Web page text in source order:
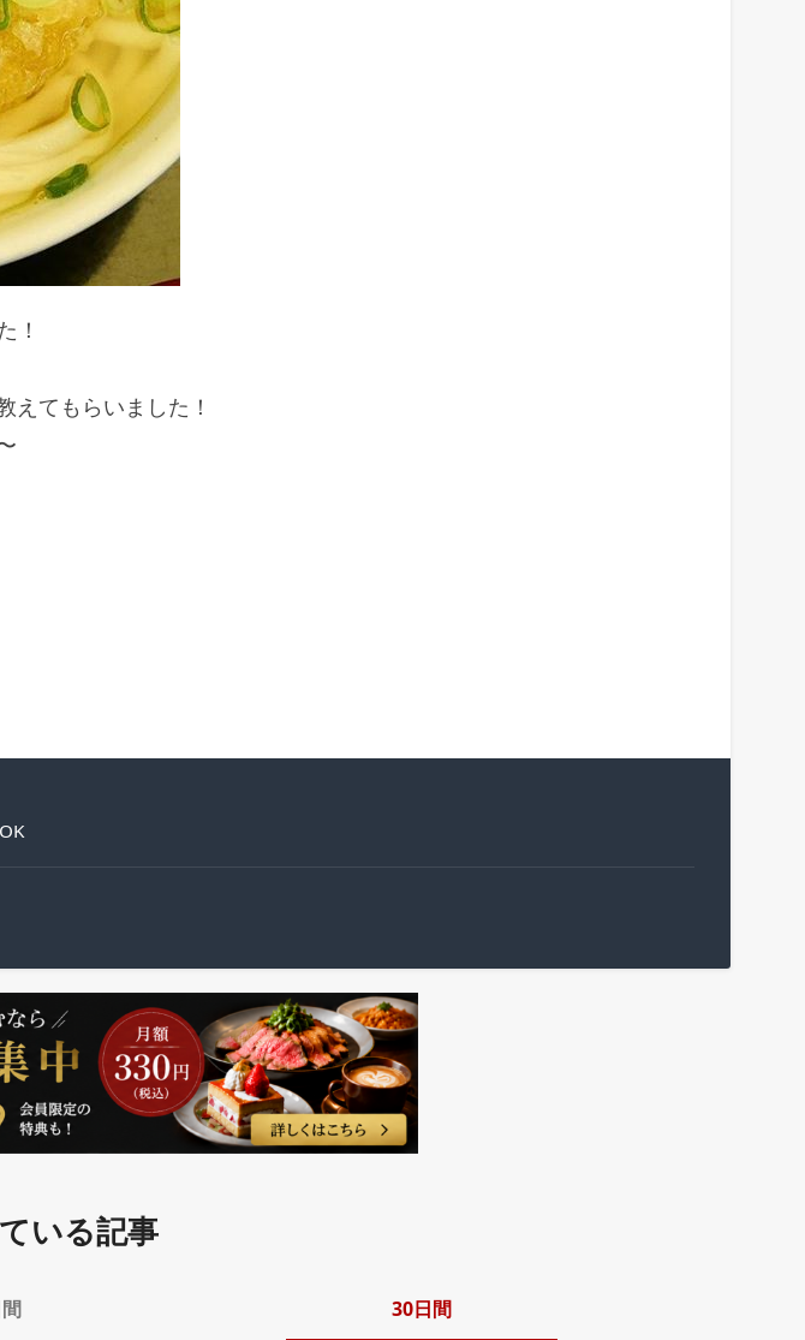
！
えてもらいました！
いる記事
30日間